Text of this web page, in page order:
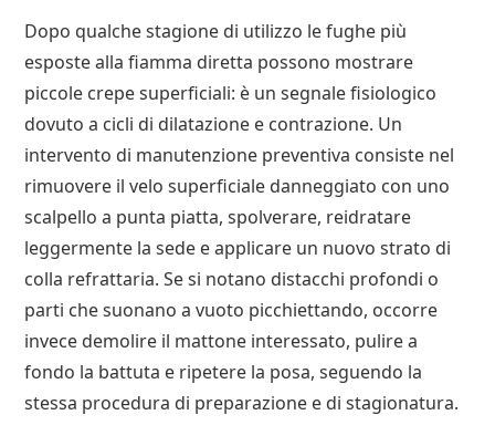
Dopo qualche stagione di utilizzo le fughe più
esposte alla fiamma diretta possono mostrare
piccole crepe superficiali: è un segnale fisiologico
dovuto a cicli di dilatazione e contrazione. Un
intervento di manutenzione preventiva consiste nel
rimuovere il velo superficiale danneggiato con uno
scalpello a punta piatta, spolverare, reidratare
leggermente la sede e applicare un nuovo strato di
colla refrattaria. Se si notano distacchi profondi o
parti che suonano a vuoto picchiettando, occorre
invece demolire il mattone interessato, pulire a
fondo la battuta e ripetere la posa, seguendo la
stessa procedura di preparazione e di stagionatura.